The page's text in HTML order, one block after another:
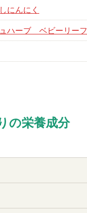
んにく
ハーブ ベビーリーフ
の栄養成分